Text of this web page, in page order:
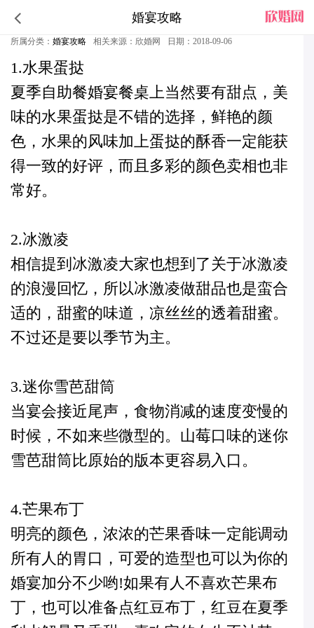
婚宴攻略
夏季自助餐婚宴甜点推荐
所属分类： 婚宴攻略 相关来源：欣婚网 日期：2018-09-06
1.水果蛋挞
夏季自助餐婚宴餐桌上当然要有甜点，美
味的水果蛋挞是不错的选择，鲜艳的颜
色，水果的风味加上蛋挞的酥香一定能获
得一致的好评，而且多彩的颜色卖相也非
常好。
2.冰激凌
相信提到冰激凌大家也想到了关于冰激凌
的浪漫回忆，所以冰激凌做甜品也是蛮合
适的，甜蜜的味道，凉丝丝的透着甜蜜。
不过还是要以季节为主。
3.迷你雪芭甜筒
当宴会接近尾声，食物消减的速度变慢的
时候，不如来些微型的。山莓口味的迷你
雪芭甜筒比原始的版本更容易入口。
4.芒果布丁
明亮的颜色，浓浓的芒果香味一定能调动
所有人的胃口，可爱的造型也可以为你的
婚宴加分不少哟!如果有人不喜欢芒果布
丁，也可以准备点红豆布丁，红豆在夏季